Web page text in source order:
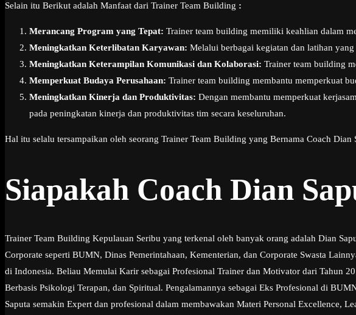
Selain itu Berikut adalah Manfaat dari Trainer Team Building :
Merancang Program yang Tepat: Trainer team building memiliki keahlian dalam
Meningkatkan Keterlibatan Karyawan: Melalui berbagai kegiatan dan latihan
Meningkatkan Keterampilan Komunikasi dan Kolaborasi: Trainer team building
Memperkuat Budaya Perusahaan: Trainer team building membantu memperkuat
Meningkatkan Kinerja dan Produktivitas: Dengan membantu memperkuat
pada peningkatan kinerja dan produktivitas tim secara keseluruhan.
Hal itu selalu tersampaikan oleh seorang Trainer Team Building yang Bernama Coach Dian
Siapakah Coach Dian
Trainer Team Building Kepulauan Seribu yang terkenal oleh banyak orang adalah Dian
Corporate seperti BUMN, Dinas Pemerintahaan, Kementerian, dan Corporate Swasta
di Indonesia. Beliau Memulai Karir sebagai Profesional Trainer dan Motivator dari Tahun
Berbasis Psikologi Terapan, dan Spiritual. Pengalamannya sebagai Eks Profesional di
Saputa semakin Expert dan profesional dalam membawakan Materi Personal